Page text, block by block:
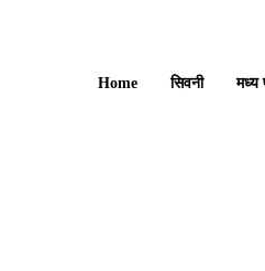
Home सिवनी मध्य